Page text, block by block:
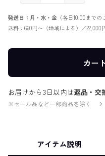
発送日：月・水・金 （各日10:00まで
送料：660円〜（地域による）／22,000
カー
お届けから3日以内は返品・交
※セール品など一部商品を除く
アイテム説明